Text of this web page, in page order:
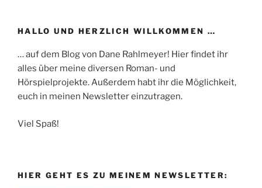
HALLO UND HERZLICH WILLKOMMEN …
… auf dem Blog von Dane Rahlmeyer! Hier findet ihr
alles über meine diversen Roman- und
Hörspielprojekte. Außerdem habt ihr die Möglichkeit,
euch in meinen Newsletter einzutragen.
Viel Spaß!
HIER GEHT ES ZU MEINEM NEWSLETTER: